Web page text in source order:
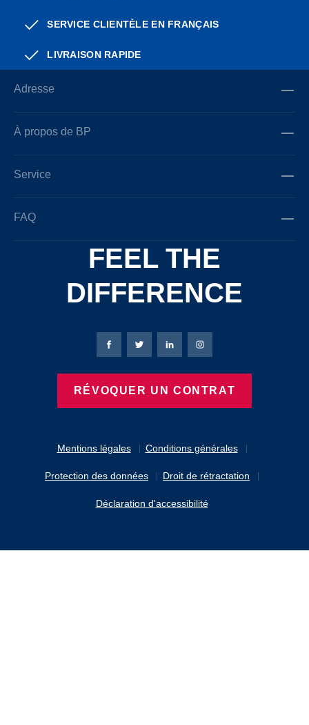
SERVICE CLIENTÈLE EN FRANÇAIS
LIVRAISON RAPIDE
Adresse
À propos de BP
Service
FAQ
FEEL THE
DIFFERENCE
Mentions légales Conditions générales
Protection des données Droit de rétractation
Déclaration d'accessibilité
Page Facebook de Bierbaum-Proenen
Page X de Bierbaum-Proenen
Page LinkedIn de
Page Instagram de
RÉVOQUER UN CONTRAT